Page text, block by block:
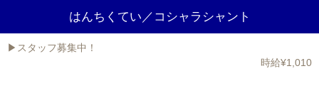
はんちくてい／コシャラシャント
▶︎スタッフ募集中！
時給¥1,010